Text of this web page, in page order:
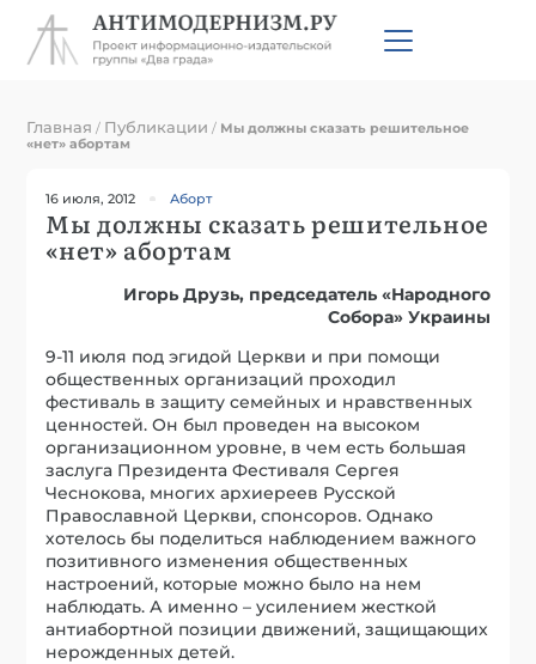
Главная / Публикации / Мы должны сказать решительное
«нет» абортам
16 июля, 2012 Аборт
Мы должны сказать решительное
«нет» абортам
Игорь Друзь, председатель «Народного
Собора» Украины
9-11 июля под эгидой Церкви и при помощи
общественных организаций проходил
фестиваль в защиту семейных и нравственных
ценностей. Он был проведен на высоком
организационном уровне, в чем есть большая
заслуга Президента Фестиваля Сергея
Чеснокова, многих архиереев Русской
Православной Церкви, спонсоров. Однако
хотелось бы поделиться наблюдением важного
позитивного изменения общественных
настроений, которые можно было на нем
наблюдать. А именно – усилением жесткой
антиабортной позиции движений, защищающих
нерожденных детей.